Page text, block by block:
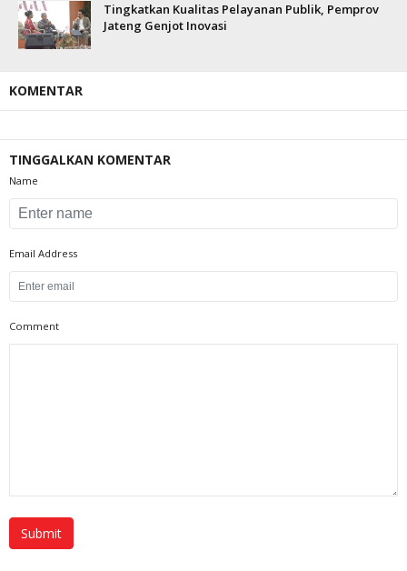
Tingkatkan Kualitas Pelayanan Publik, Pemprov
Jateng Genjot Inovasi
KOMENTAR
TINGGALKAN KOMENTAR
Name
Email Address
Comment